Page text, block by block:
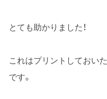
とても助かりました！
これはプリントしておい
です。